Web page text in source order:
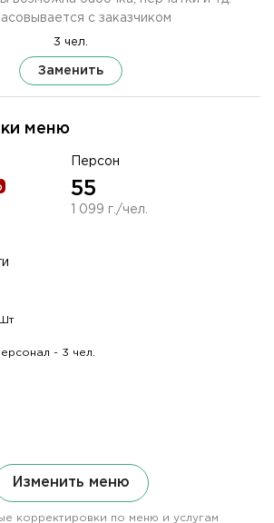
меню
Персон
55
1 099 г./чел.
- 3 чел.
Изменить меню
корректировки по меню и услугам
с заказчиком
3 чел.
Заменить